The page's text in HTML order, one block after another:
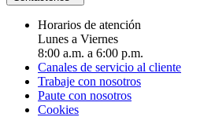
Horarios de atención
Lunes a Viernes
8:00 a.m. a 6:00 p.m.
Canales de servicio al cliente
Trabaje con nosotros
Paute con nosotros
Cookies